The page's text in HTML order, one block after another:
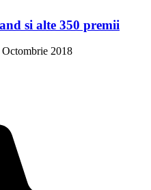
si alte 350 premii
2018